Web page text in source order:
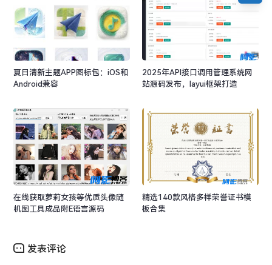
夏日清新主题APP图标包：iOS和
Android兼容
2025年API接口调用管理系统网
站源码发布，layui框架打造
在线获取萝莉女孩等优质头像随
机图工具成品附E语言源码
精选140款风格多样荣誉证书模
板合集
发表评论